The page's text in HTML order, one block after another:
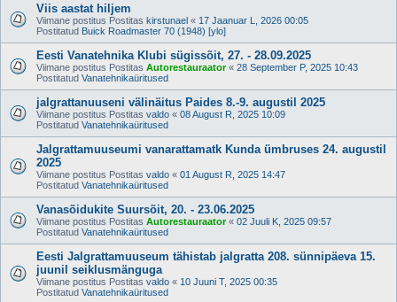
Viis aastat hiljem
Viimane postitus Postitas kirstunael « 17 Jaanuar L, 2026 00:05
Postitatud Buick Roadmaster 70 (1948) [ylo]
Eesti Vanatehnika Klubi sügissõit, 27. - 28.09.2025
Viimane postitus Postitas Autorestauraator« 28 September P, 2025 10:43
Postitatud Vanatehnikaüritused
jalgrattanuuseni välinäitus Paides 8.-9. augustil 2025
Viimane postitus Postitas valdo « 08 August R, 2025 10:09
Postitatud Vanatehnikaüritused
Jalgrattamuuseumi vanarattamatk Kunda ümbruses 24. augustil
2025
Viimane postitus Postitas valdo « 01 August R, 2025 14:47
Postitatud Vanatehnikaüritused
Vanasõidukite Suursõit, 20. - 23.06.2025
Viimane postitus Postitas Autorestauraator« 02 Juuli K, 2025 09:57
Postitatud Vanatehnikaüritused
Eesti Jalgrattamuuseum tähistab jalgratta 208. sünnipäeva 15.
juunil seiklusmänguga
Viimane postitus Postitas valdo « 10 Juuni T, 2025 00:35
Postitatud Vanatehnikaüritused